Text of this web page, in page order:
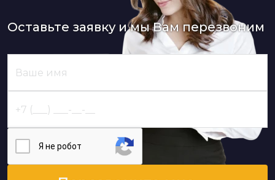
Оставьте заявку и мы Вам перезвоним
Я нe poбoт